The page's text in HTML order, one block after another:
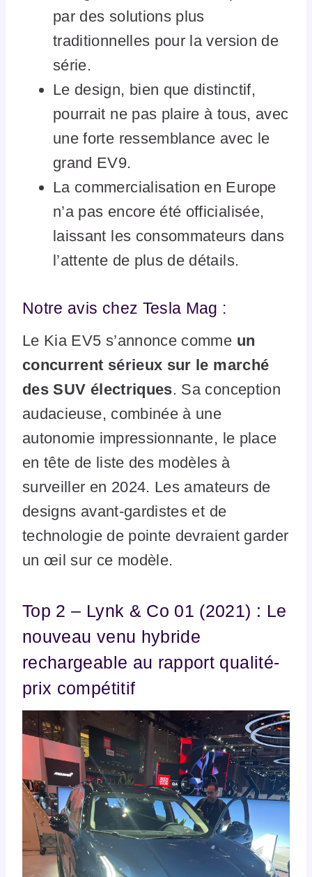
par des solutions plus
traditionnelles pour la version de
série.
Le design, bien que distinctif,
pourrait ne pas plaire à tous, avec
une forte ressemblance avec le
grand EV9.
La commercialisation en Europe
n’a pas encore été officialisée,
laissant les consommateurs dans
l’attente de plus de détails.
Notre avis chez Tesla Mag :
Le Kia EV5 s’annonce comme un
concurrent sérieux sur le marché
des SUV électriques. Sa conception
audacieuse, combinée à une
autonomie impressionnante, le place
en tête de liste des modèles à
surveiller en 2024. Les amateurs de
designs avant-gardistes et de
technologie de pointe devraient garder
un œil sur ce modèle.
Top 2 – Lynk & Co 01 (2021) : Le
nouveau venu hybride
rechargeable au rapport qualité-
prix compétitif